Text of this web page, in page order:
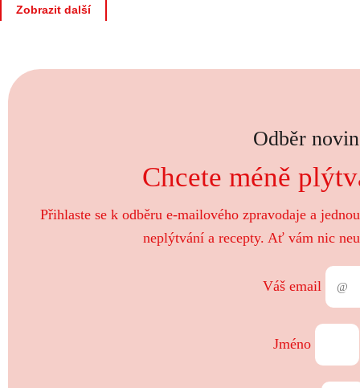
Zobrazit další
Odběr
Chcete méně
Přihlaste se k odběru e-mailového zpravodaje a
neplýtvání a recepty. Ať vám nic
Váš email
Jméno